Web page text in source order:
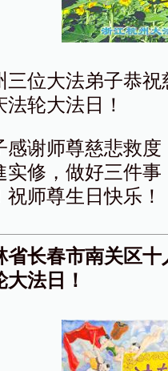
三位大法弟子恭
法轮大法日！
感谢师尊慈悲救
实修，做好三件
祝师尊生日快乐！
省长春市南关区
大法日！